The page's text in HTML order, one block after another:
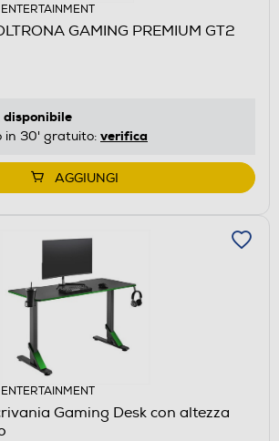
GAMING PREMIUM GT2
disponibile
in 30' gratuito: verifica
AGGIUNGI
Gaming Desk con altezza